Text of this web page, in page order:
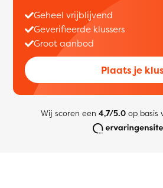
Geheel vrijblijvend
Geverifieerde klussers
Groot aanbod
Plaats je
Wij scoren een 4,7/5.0op basis